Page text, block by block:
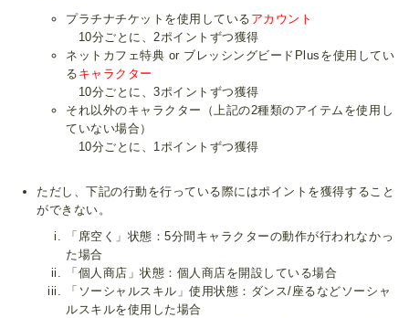
プラチナチケットを使用している アカウント
10分ごとに、2ポイントずつ獲得
ネットカフェ特典 or ブレッシングビードPlusを使用してい
る キャラクター
10分ごとに、3ポイントずつ獲得
それ以外のキャラクター（上記の2種類のアイテムを使用し
ていない場合）
10分ごとに、1ポイントずつ獲得
ただし、下記の行動を行っている際にはポイントを獲得すること
ができない。
「席空く」状態：5分間キャラクターの動作が行われなかっ
た場合
「個人商店」状態：個人商店を開設している場合
「ソーシャルスキル」使用状態：ダンス/座るなどソーシャ
ルスキルを使用した場合